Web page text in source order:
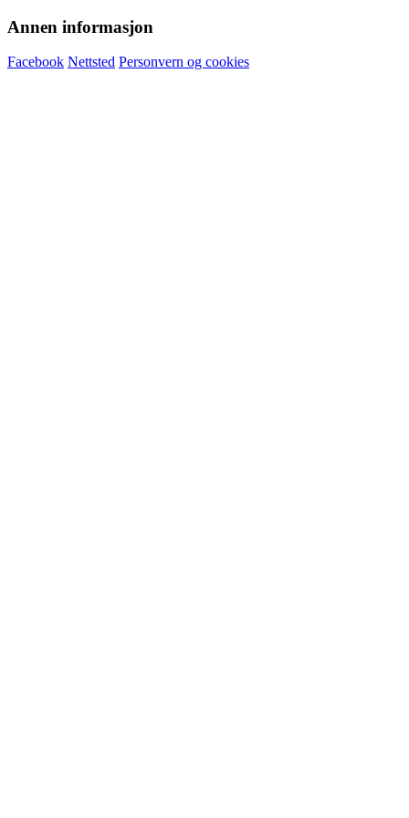
Annen informasjon
Facebook Nettsted Personvern og cookies